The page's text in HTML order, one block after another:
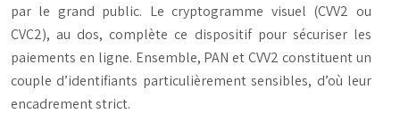
par le grand public. Le cryptogramme visuel (CVV2 ou
CVC2), au dos, complète ce dispositif pour sécuriser les
paiements en ligne. Ensemble, PAN et CVV2 constituent un
couple d’identifiants particulièrement sensibles, d’où leur
encadrement strict.